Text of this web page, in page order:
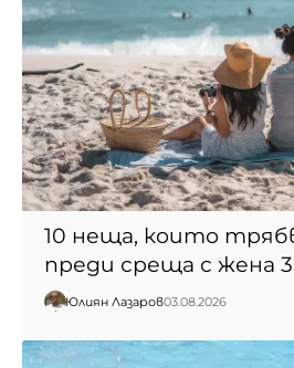
10 неща, които
преди среща с жена
Юлиян Лазаров03.08.2026